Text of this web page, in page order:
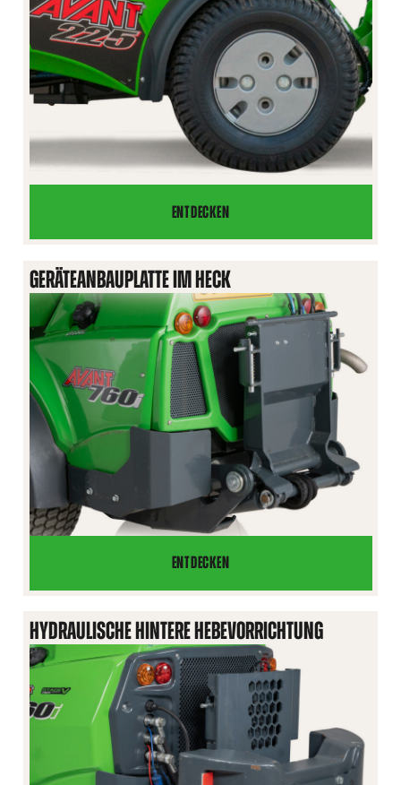
ENTDECKEN
RADGEWICHT
GERÄTEANBAUPLATTE IM HECK
ENTDECKEN
GERÄTEANBAUPLATTE
IM
HECK
HYDRAULISCHE HINTERE HEBEVORRICHTUNG